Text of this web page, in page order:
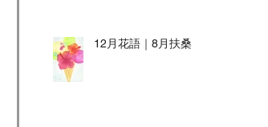
12月花語｜8月扶桑